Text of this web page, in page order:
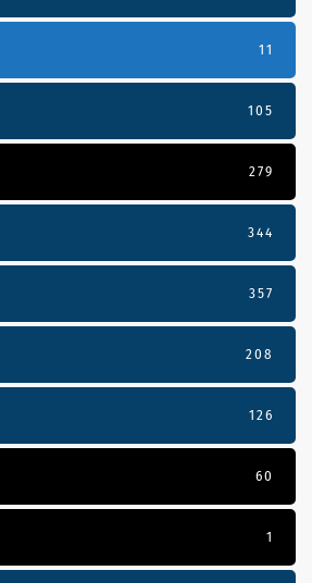
11
105
279
344
357
208
126
60
1